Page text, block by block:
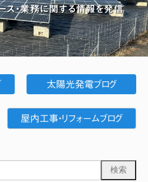
ス・業務に関する情報を発信
太陽光発電ブログ
屋内工事・リフォームブログ